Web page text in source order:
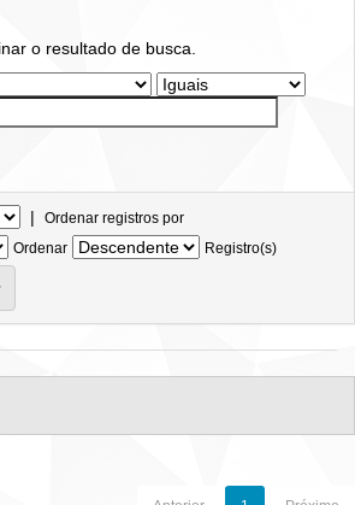
o resultado de busca.
| Ordenar registros por
Ordenar
Registro(s)